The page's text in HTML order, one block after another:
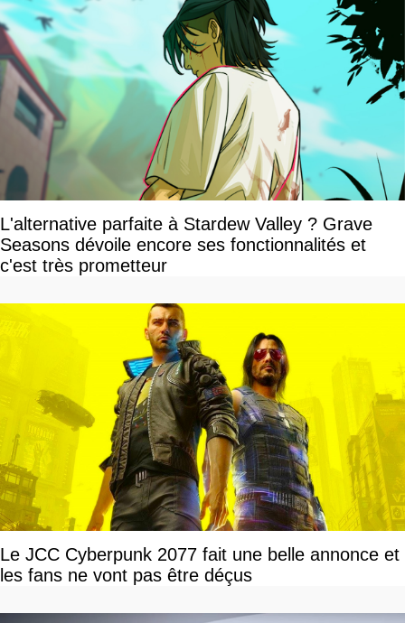
L'alternative parfaite à Stardew Valley ? Grave
Seasons dévoile encore ses fonctionnalités et
c'est très prometteur
Le JCC Cyberpunk 2077 fait une belle annonce et
les fans ne vont pas être déçus